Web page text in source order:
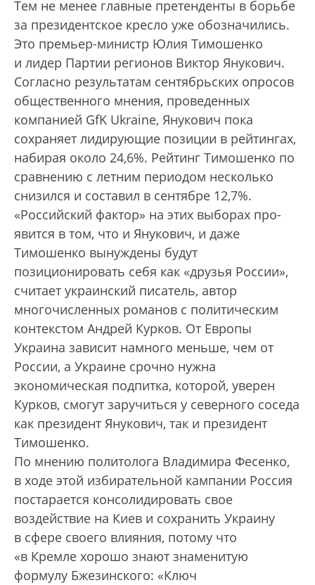
Тем не менее главные претенденты в борьбе
за президентское кресло уже обозначились.
Это премьер-министр Юлия Тимошенко
и лидер Партии регионов Виктор Янукович.
Согласно результатам сентябрьских опросов
общественного мнения, проведенных
компанией GfK Ukraine, Янукович пока
сохраняет лидирующие позиции в рейтингах,
набирая около 24,6%. Рейтинг Тимошенко по
сравнению с летним периодом несколько
снизился и составил в сентябре 12,7%.
«Российский фактор» на этих выборах про­
явится в том, что и Янукович, и даже
Тимошенко вынуждены будут
позиционировать себя как «друзья России»,
считает украинский писатель, автор
многочисленных романов с политическим
контекстом Андрей Курков. От Европы
Украина зависит намного меньше, чем от
России, а Украине срочно нужна
экономическая подпитка, которой, уверен
Курков, смогут заручиться у северного соседа
как президент Янукович, так и президент
Тимошенко.
По мнению политолога Владимира Фесенко,
в ходе этой избирательной кампании Россия
постарается консолидировать свое
воздействие на Киев и сохранить Украину
в сфере своего влияния, потому что
«в Кремле хорошо знают знаменитую
формулу Бжезинского: «Ключ